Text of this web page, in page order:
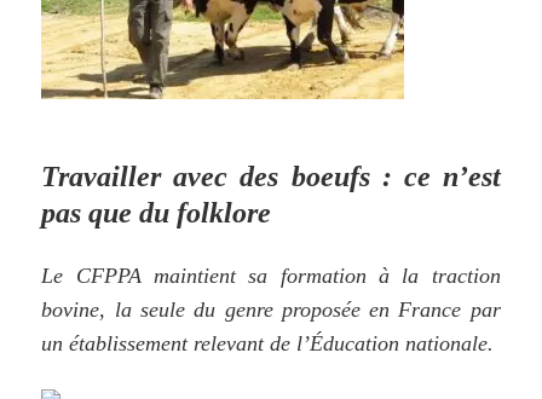
Travailler avec des boeufs : ce n’est
pas que du folklore
Le CFPPA maintient sa formation à la traction
bovine, la seule du genre proposée en France par
un établissement relevant de l’Éducation nationale.